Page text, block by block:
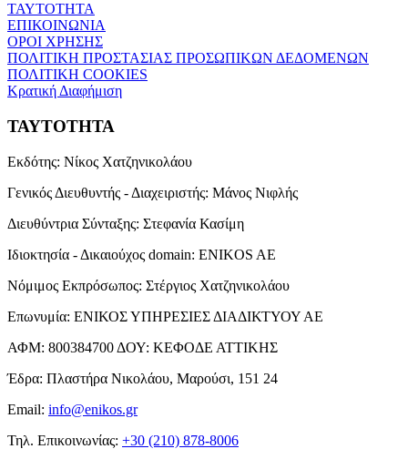
ΤΑΥΤΟΤΗΤΑ
ΕΠΙΚΟΙΝΩΝΙΑ
ΟΡΟΙ ΧΡΗΣΗΣ
ΠΟΛΙΤΙΚΗ ΠΡΟΣΤΑΣΙΑΣ ΠΡΟΣΩΠΙΚΩΝ ΔΕΔΟΜΕΝΩΝ
ΠΟΛΙΤΙΚΗ COOKIES
Κρατική Διαφήμιση
ΤΑΥΤΟΤΗΤΑ
Εκδότης: Νίκος Χατζηνικολάου
Γενικός Διευθυντής - Διαχειριστής: Μάνος Νιφλής
Διευθύντρια Σύνταξης: Στεφανία Κασίμη
Ιδιοκτησία - Δικαιούχος domain: ENIKOS AE
Νόμιμος Εκπρόσωπος: Στέργιος Χατζηνικολάου
Επωνυμία: ΕΝΙΚΟΣ ΥΠΗΡΕΣΙΕΣ ΔΙΑΔΙΚΤΥΟΥ ΑΕ
ΑΦΜ: 800384700 ΔΟΥ: ΚΕΦΟΔΕ ΑΤΤΙΚΗΣ
Έδρα: Πλαστήρα Νικολάου, Μαρούσι, 151 24
Email: info@enikos.gr
Τηλ. Επικοινωνίας: +30 (210) 878-8006